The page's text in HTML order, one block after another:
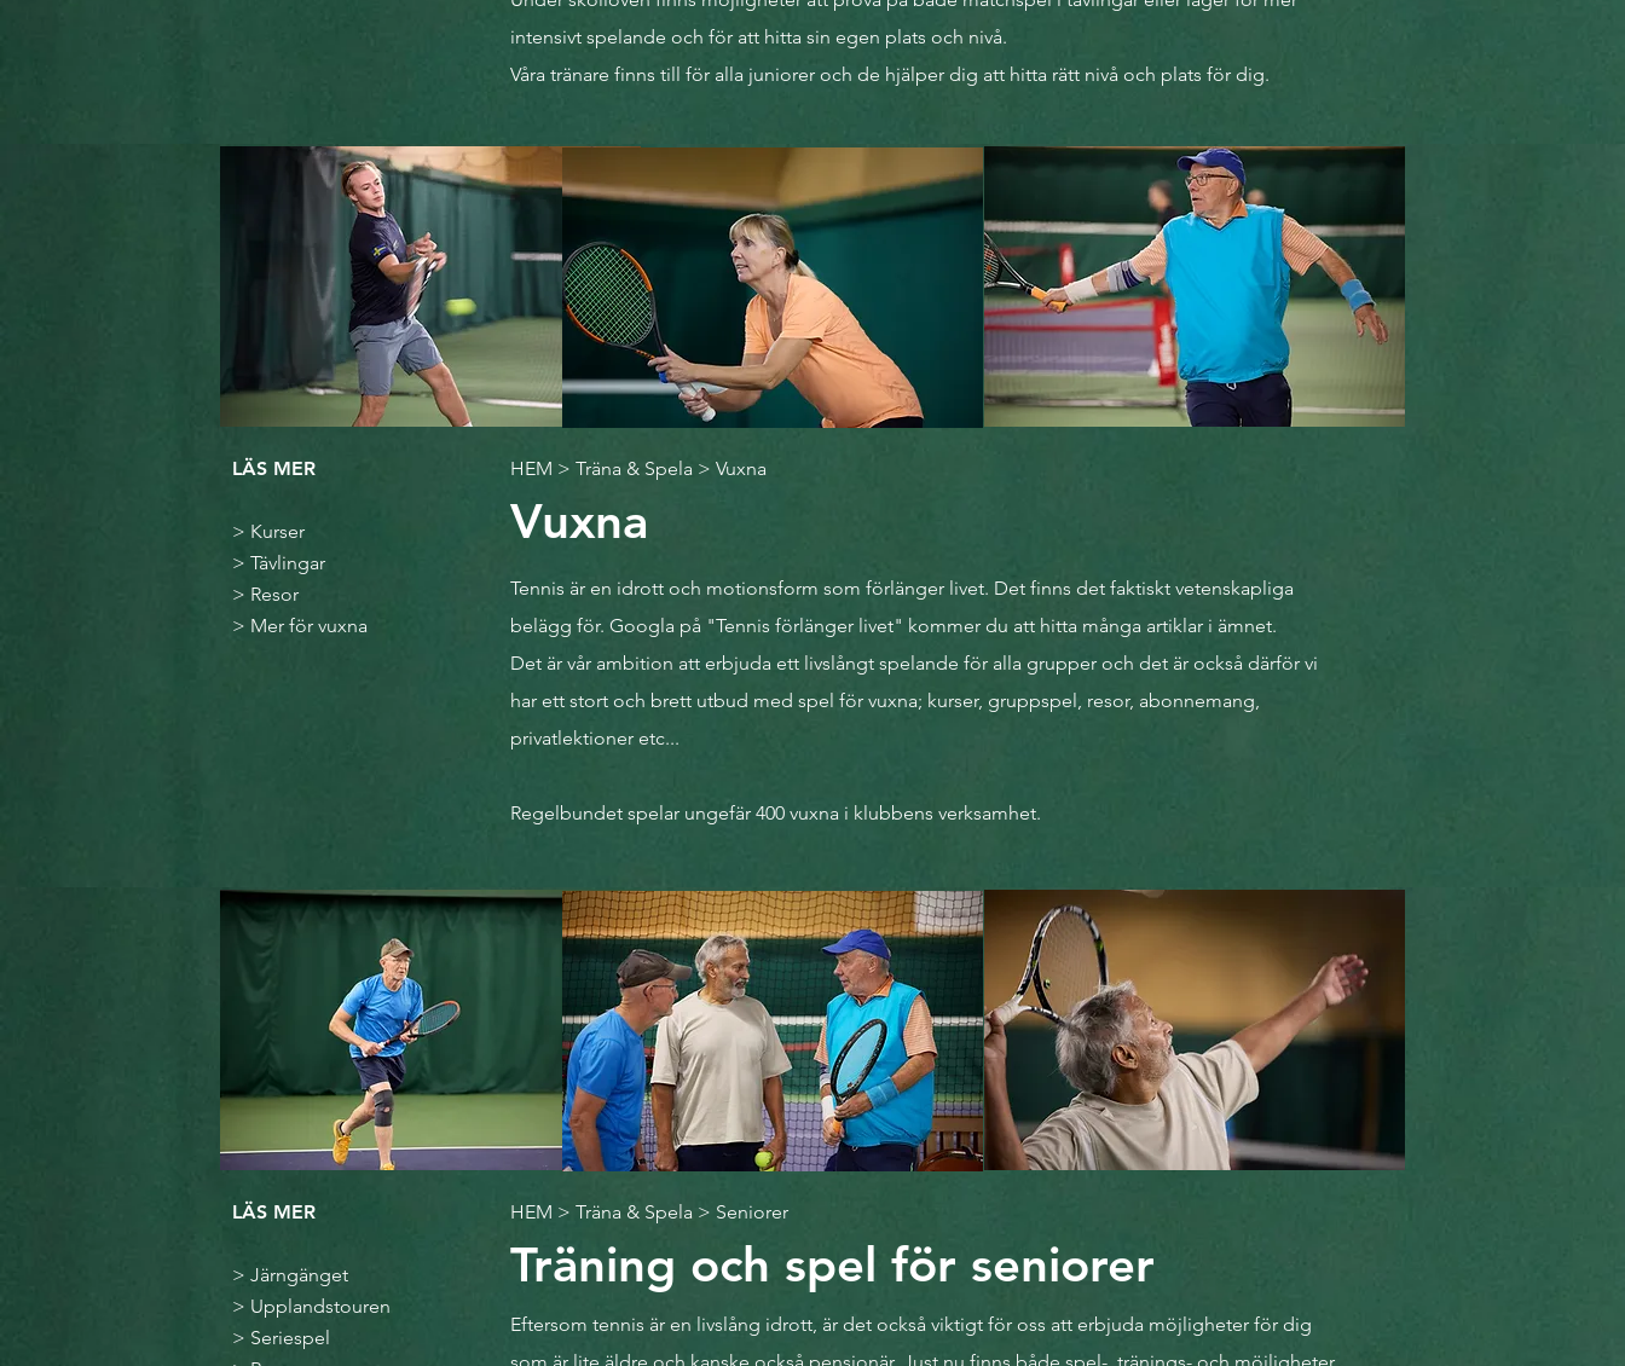
intensivt spelande och för att hitta sin egen plats och nivå.
Våra tränare finns till för alla juniorer och de hjälper dig att hitta rätt nivå och plats för dig.
LÄS MER
> Kurser
> Tävlingar
> Resor
> Mer för vuxna
HEM > Träna & Spela > Vuxna
Vuxna
Tennis är en idrott och motionsform som förlänger livet. Det finns det faktiskt vetenskapliga
belägg för. Googla på "Tennis förlänger livet" kommer du att hitta många artiklar i ämnet.
Det är vår ambition att erbjuda ett livslångt spelande för alla grupper och det är också därför vi
har ett stort och brett utbud med spel för vuxna; kurser, gruppspel, resor, abonnemang,
privatlektioner etc...
Regelbundet spelar ungefär 400 vuxna i klubbens verksamhet.
LÄS MER
> Järngänget
> Upplandstouren
> Seriespel
HEM > Träna & Spela > Seniorer
Träning och spel för seniorer
Eftersom tennis är en livslång idrott, är det också viktigt för oss att erbjuda möjligheter för dig